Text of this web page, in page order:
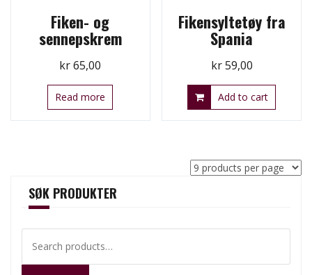
Fiken- og
sennepskrem
kr65,00
Read more
Fikensyltetøy fra
Spania
kr59,00
Add to cart
SØK PRODUKTER
for: